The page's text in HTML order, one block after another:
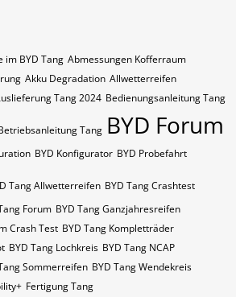
im BYD Tang Abmessungen Kofferraum
Akku Degradation Allwetterreifen
Tang 2024 Bedienungsanleitung Tang
Tang BYD Forum
BYD Konfigurator BYD Probefahrt
Tang Allwetterreifen BYD Tang Crashtest
Forum BYD Tang Ganzjahresreifen
Crash Test BYD Tang Kompletträder
BYD Tang Lochkreis BYD Tang NCAP
Sommerreifen BYD Tang Wendekreis
Fertigung Tang